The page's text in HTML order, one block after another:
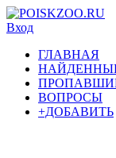
Вход
ГЛАВНАЯ
ВОПРОСЫ
+ДОБАВИТЬ